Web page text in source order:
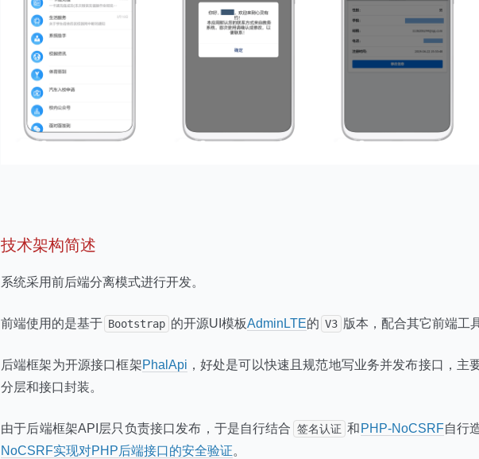
技术架构简述
系统采用前后端分离模式进行开发。
前端使用的是基于 Bootstrap 的开源UI模板AdminLTE的 V3 版本，配合其它前端工
后端框架为开源接口框架PhalApi ，好处是可以快速且规范地写业务并发布接口，主
分层和接口封装。
由于后端框架API层只负责接口发布，于是自行结合 签名认证 和 PHP-NoCSRF自行
NoCSRF实现对PHP后端接口的安全验证。